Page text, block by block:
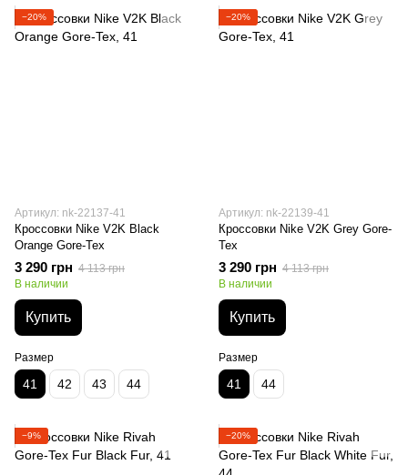
−20%
Артикул: nk-22137-41
Кроссовки Nike V2K Black
Orange Gore-Tex
3 290 грн 4 113 грн
В наличии
Купить
Размер
41 42 43 44
−20%
Артикул: nk-22139-41
Кроссовки Nike V2K Grey Gore-
Tex
3 290 грн 4 113 грн
В наличии
Купить
Размер
41 44
−9% −20%